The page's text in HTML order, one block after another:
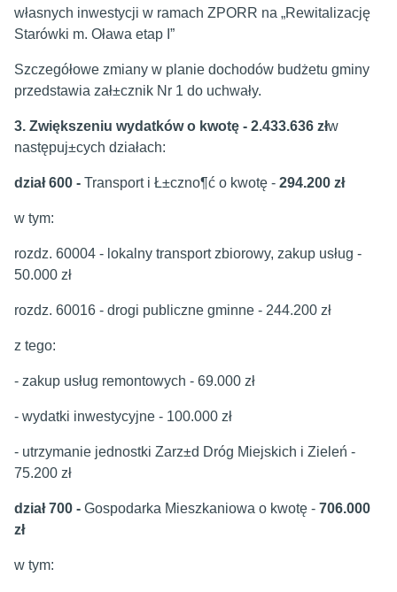
własnych inwestycji w ramach ZPORR na „Rewitalizację
Starówki m. Oława etap I”
Szczegółowe zmiany w planie dochodów budżetu gminy
przedstawia zał±cznik Nr 1 do uchwały.
3. Zwiększeniu wydatków o kwotę - 2.433.636 złw
następuj±cych działach:
dział 600 - Transport i Ł±czno¶ć o kwotę - 294.200 zł
w tym:
rozdz. 60004 - lokalny transport zbiorowy, zakup usług -
50.000 zł
rozdz. 60016 - drogi publiczne gminne - 244.200 zł
z tego:
- zakup usług remontowych - 69.000 zł
- wydatki inwestycyjne - 100.000 zł
- utrzymanie jednostki Zarz±d Dróg Miejskich i Zieleń -
75.200 zł
dział 700 - Gospodarka Mieszkaniowa o kwotę - 706.000
zł
w tym: